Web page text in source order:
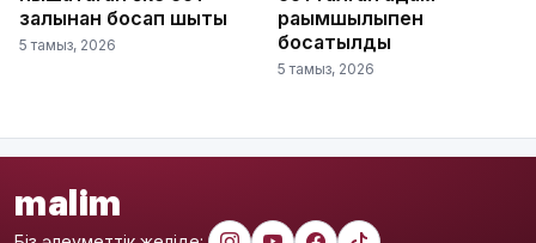
залынан босап шықты
5 тамыз, 2026
рақымшылықпен
босатылды
5 тамыз, 2026
malim